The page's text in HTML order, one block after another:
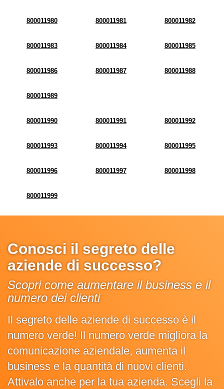
800011980 800011981 800011982
800011983 800011984 800011985
800011986 800011987 800011988
800011989
800011990 800011991 800011992
800011993 800011994 800011995
800011996 800011997 800011998
800011999
Conosci il segreto delle
aziende di successo?
Scopri come aumentare il business e il
numero dei clienti
Il segreto delle aziende di successo è il
numero verde! Il numero verde migliora la
comunicazione aziendale, aumenta il
business e la quantità di nuovi clienti.
Attivalo anche per la tua azienda. Scegli la